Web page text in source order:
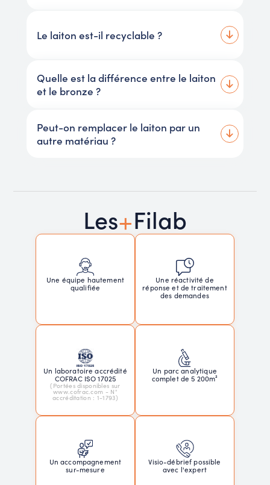
Le laiton est-il recyclable ?
Quelle est la différence entre le laiton
et le bronze ?
Peut-on remplacer le laiton par un
autre matériau ?
Les+Filab
Une équipe hautement
qualifiée
Une réactivité de
réponse et de traitement
des demandes
Un laboratoire accrédité
COFRAC ISO 17025
(Portées disponibles sur
www.cofrac.com - N°
accréditation : 1-1793)
Un parc analytique
complet de 5 200m²
Un accompagnement
sur-mesure
Visio-débrief possible
avec l'expert